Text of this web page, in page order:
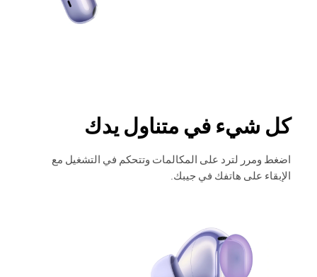
كل شيء في متناول يدك
اضغط ومرر لترد على المكالمات وتتحكم في التشغيل مع
الإبقاء على هاتفك في جيبك.